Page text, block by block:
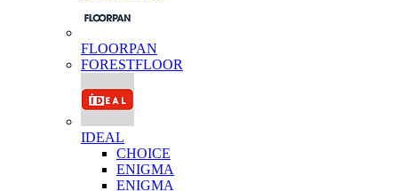
FLOORPAN
FORESTFLOOR
IDEAL
CHOICE
ENIGMA
ENIGMA